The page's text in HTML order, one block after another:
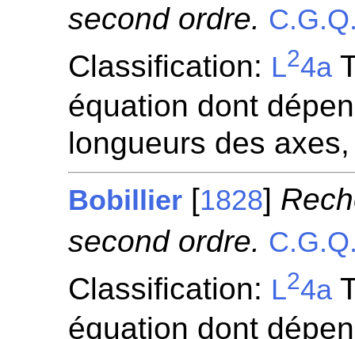
second ordre.
Classification: L24a
équation dont
longueurs des
Bobillier [1828]
second ordre.
Classification: L24a
équation dont